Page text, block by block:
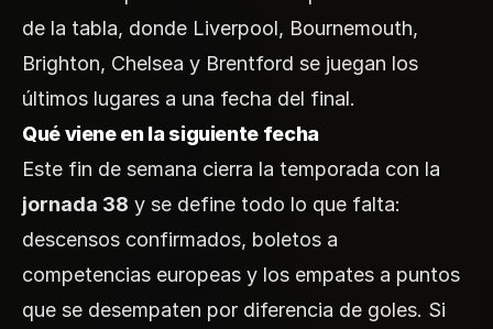
de la tabla, donde Liverpool, Bournemouth,
Brighton, Chelsea y Brentford se juegan los
últimos lugares a una fecha del final.
Qué viene en la siguiente fecha
Este fin de semana cierra la temporada con la
jornada 38 y se define todo lo que falta:
descensos confirmados, boletos a
competencias europeas y los empates a puntos
que se desempaten por diferencia de goles. Si